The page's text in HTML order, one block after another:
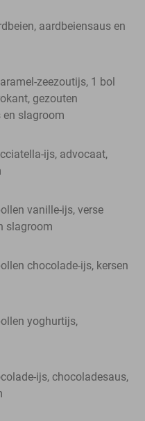
aardbeiensaus en
zeezoutijs, 1 bol
gezouten
en slagroom
ijs, advocaat,
vanille-ijs, verse
slagroom
chocolade-ijs, kersen
yoghurtijs,
ijs, chocoladesaus,